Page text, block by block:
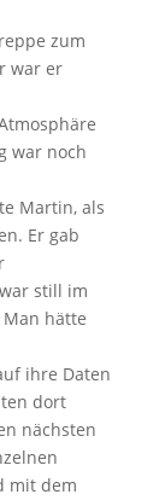
zum
war er
war noch
Martin, als
Er gab
still im
Man hätte
ihre Daten
dort
nächsten
mit dem